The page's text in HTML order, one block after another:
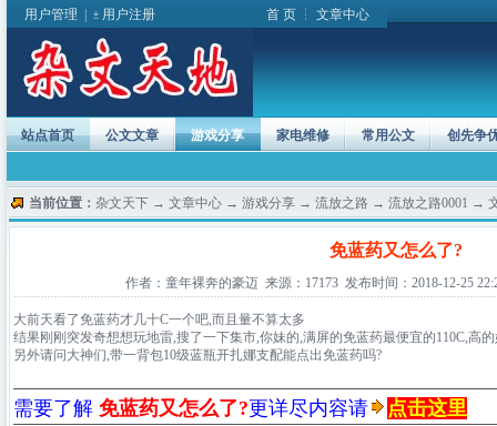
用户管理 用户注册 首 页 ┆ 文章中心
站点首页 公文文章 游戏分享 家电维修 常用公文 创先争
当前位置： 杂文天下 → 文章中心 → 游戏分享 → 流放之路 → 流放之路0001 →
免蓝药又怎么了?
作者：童年裸奔的豪迈 来源：17173 发布时间：2018-12-25
大前天看了免蓝药才几十C一个吧,而且量不算太多
结果刚刚突发奇想想玩地雷,搜了一下集市,你妹的,满屏的免蓝药最便宜的110C,高
另外请问大神们,带一背包10级蓝瓶开扎娜支配能点出免蓝药吗?
需要了解 免蓝药又怎么了?更详尽内容请 点击这里